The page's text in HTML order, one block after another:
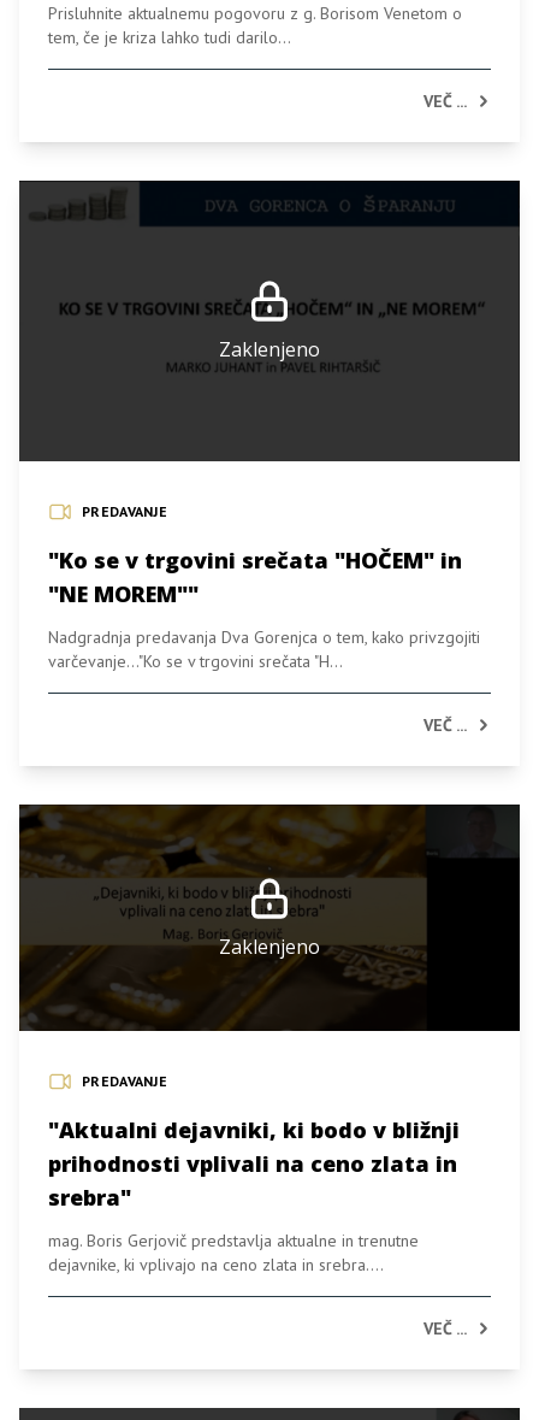
Prisluhnite aktualnemu pogovoru z g. Borisom Venetom o
tem, če je kriza lahko tudi darilo...
VEČ ...
Zaklenjeno
PREDAVANJE
"Ko se v trgovini srečata "HOČEM" in
"NE MOREM""
Nadgradnja predavanja Dva Gorenjca o tem, kako privzgojiti
varčevanje..."Ko se v trgovini srečata "H...
VEČ ...
Zaklenjeno
PREDAVANJE
"Aktualni dejavniki, ki bodo v bližnji
prihodnosti vplivali na ceno zlata in
srebra"
mag. Boris Gerjovič predstavlja aktualne in trenutne
dejavnike, ki vplivajo na ceno zlata in srebra....
VEČ ...